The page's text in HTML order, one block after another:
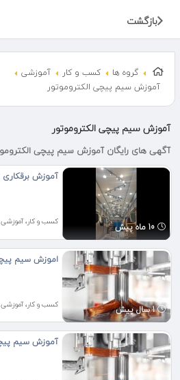
بازگشت
گروه ها کسب و کار
آموزشی
آموزش سیم پیچی الکتروموتور
آموزش سیم پیچی الکتروموتور
آگهی های رایگان آموزش سیم پیچی
10 ماه پیش
آموزش
کسب و کار، آموزشی
1 سال پیش
اموزش سیم
کسب و کار، آموزشی
آموزش سیم